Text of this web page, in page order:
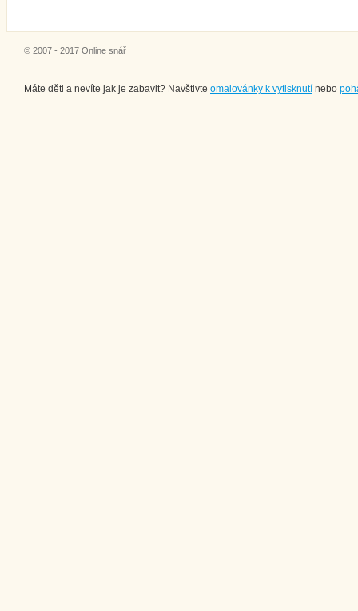
© 2007 - 2017 Online snář
Máte děti a nevíte jak je zabavit? Navštivte omalovánky k vytisknutí nebo